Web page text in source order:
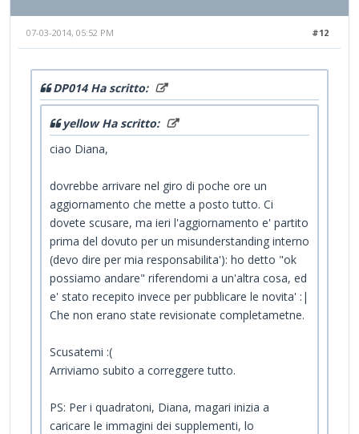
#12
07-03-2014, 05:52 PM
DP014 Ha scritto:
yellow Ha scritto:
ciao Diana,
dovrebbe arrivare nel giro di poche ore un
aggiornamento che mette a posto tutto. Ci
dovete scusare, ma ieri l'aggiornamento e' partito
prima del dovuto per un misunderstanding interno
(devo dire per mia responsabilita'): ho detto "ok
possiamo andare" riferendomi a un'altra cosa, ed
e' stato recepito invece per pubblicare le novita' :|
Che non erano state revisionate completametne.
Scusatemi :(
Arriviamo subito a correggere tutto.
PS: Per i quadratoni, Diana, magari inizia a
caricare le immagini dei supplementi, lo